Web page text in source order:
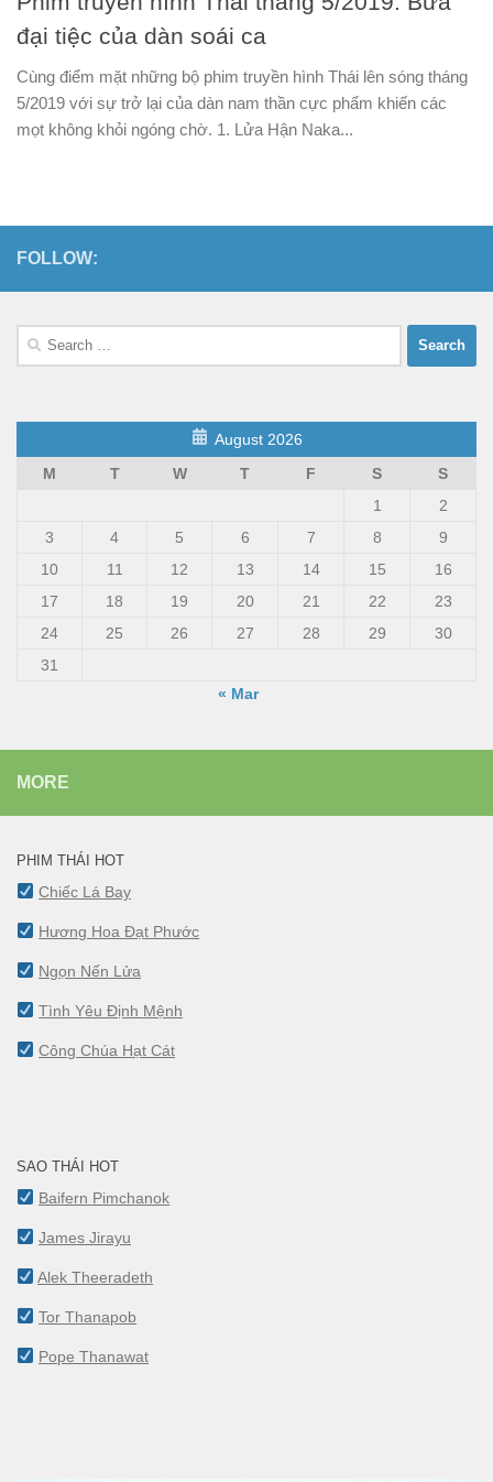
đại tiệc của dàn soái ca
Cùng điểm mặt những bộ phim truyền hình Thái lên sóng tháng
5/2019 với sự trở lại của dàn nam thần cực phẩm khiến các
mọt không khỏi ngóng chờ. 1. Lửa Hận Naka...
FOLLOW:
Search
August 2026
M
T W T F S
S
1
2
3
4 5 6 7 8
9
10
11 12 13 14 15
16
17
18 19 20 21 22
23
24
25 26 27 28 29
30
31
« Mar
MORE
PHIM THÁI HOT
Chiếc Lá Bay
Hương Hoa Đạt Phước
Ngọn Nến Lửa
Tình Yêu Định Mệnh
Công Chúa Hạt Cát
SAO THÁI HOT
Baifern Pimchanok
James Jirayu
Alek Theeradeth
Tor Thanapob
Pope Thanawat